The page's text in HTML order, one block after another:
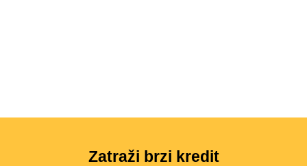
Zatraži brzi kredit